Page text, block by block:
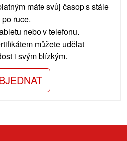
máte svůj časopis stále
po ruce.
nebo v telefonu.
můžete udělat
i svým blízkým.